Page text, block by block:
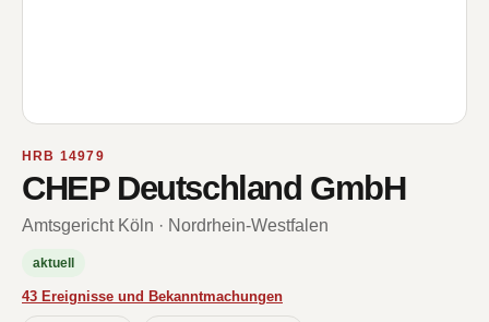
HRB 14979
CHEP Deutschland GmbH
Amtsgericht Köln · Nordrhein-Westfalen
aktuell
43 Ereignisse und Bekanntmachungen